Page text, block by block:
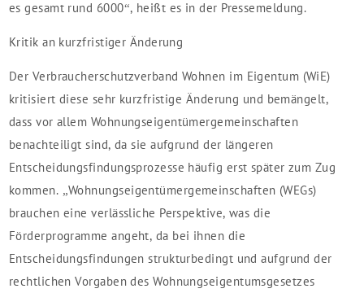
es gesamt rund 6000“, heißt es in der Pressemeldung.
Kritik an kurzfristiger Änderung
Der Verbraucherschutzverband Wohnen im Eigentum (WiE)
kritisiert diese sehr kurzfristige Änderung und bemängelt,
dass vor allem Wohnungseigentümergemeinschaften
benachteiligt sind, da sie aufgrund der längeren
Entscheidungsfindungsprozesse häufig erst später zum Zug
kommen. „Wohnungseigentümergemeinschaften (WEGs)
brauchen eine verlässliche Perspektive, was die
Förderprogramme angeht, da bei ihnen die
Entscheidungsfindungen strukturbedingt und aufgrund der
rechtlichen Vorgaben des Wohnungseigentumsgesetzes